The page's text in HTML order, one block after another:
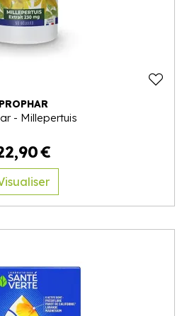
PROPHAR
- Millepertuis
,90€